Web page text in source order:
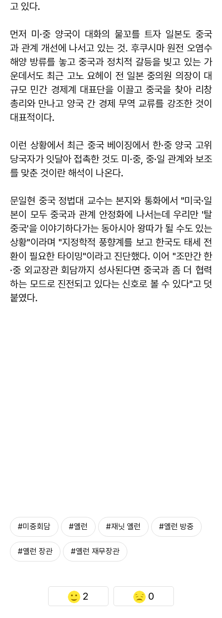
고 있다.
먼저 미·중 양국이 대화의 물꼬를 트자 일본도 중국
과 관계 개선에 나서고 있는 것. 후쿠시마 원전 오염수
해양 방류를 놓고 중국과 정치적 갈등을 빚고 있는 가
운데서도 최근 고노 요헤이 전 일본 중의원 의장이 대
규모 민간 경제계 대표단을 이끌고 중국을 찾아 리창
총리와 만나고 양국 간 경제 무역 교류를 강조한 것이
대표적이다.
이런 상황에서 최근 중국 베이징에서 한·중 양국 고위
당국자가 잇달아 접촉한 것도 미·중, 중·일 관계와 보조
를 맞춘 것이란 해석이 나온다.
문일현 중국 정법대 교수는 본지와 통화에서 "미국·일
본이 모두 중국과 관계 안정화에 나서는데 우리만 '탈
중국'을 이야기하다가는 동아시아 왕따가 될 수도 있는
상황"이라며 "지정학적 풍향계를 보고 한국도 태세 전
환이 필요한 타이밍"이라고 진단했다. 이어 "조만간 한
·중 외교장관 회담까지 성사된다면 중국과 좀 더 협력
하는 모드로 진전되고 있다는 신호로 볼 수 있다"고 덧
붙였다.
#미중회담 #옐런 #재닛 옐런 #옐런 방중
#옐런 장관 #옐런 재무장관
2 0